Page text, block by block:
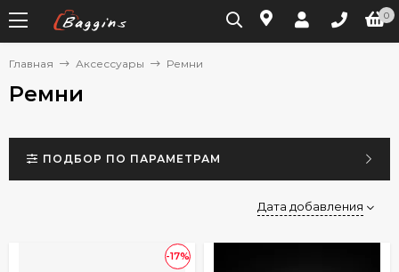
0
Главная Аксессуары Ремни
Ремни
ПОДБОР ПО ПАРАМЕТРАМ
Дата добавления
-17%